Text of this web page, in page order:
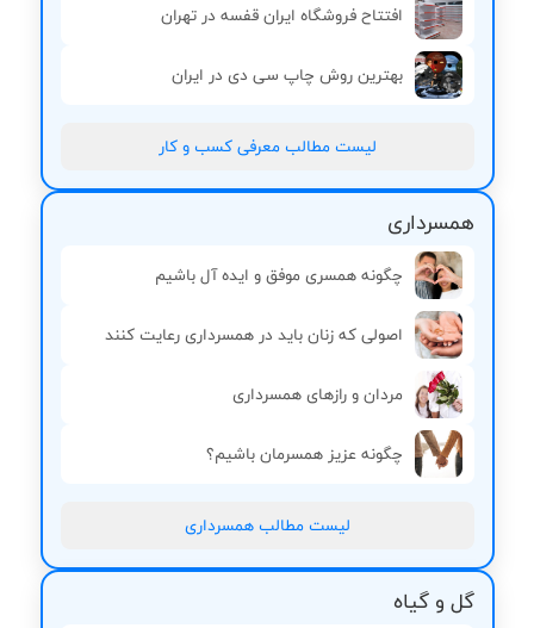
افتتاح فروشگاه ایران قفسه در تهران
بهترین روش چاپ سی دی در ایران
لیست مطالب معرفی کسب و کار
همسرداری
چگونه همسری موفق و ایده آل باشیم
اصولی که زنان باید در همسرداری رعایت کنند
مردان و رازهای همسرداری
چگونه عزيز همسرمان باشيم؟
لیست مطالب همسرداری
گل و گیاه